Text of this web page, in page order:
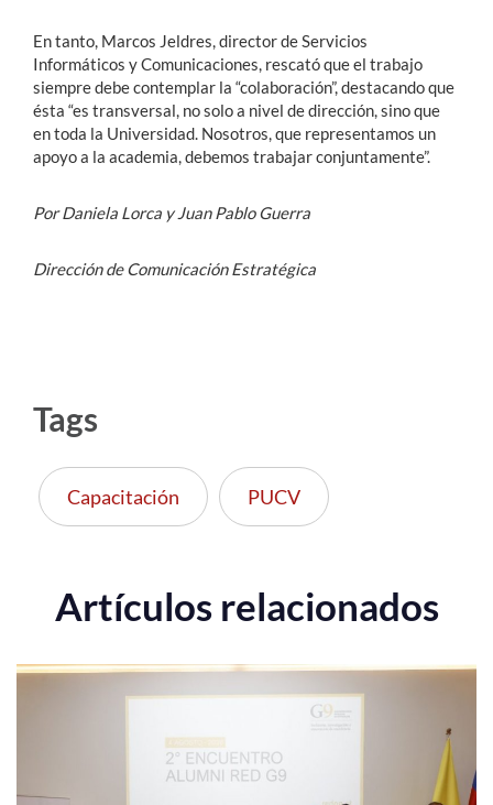
En tanto, Marcos Jeldres, director de Servicios
Informáticos y Comunicaciones, rescató que el trabajo
siempre debe contemplar la “colaboración”, destacando que
ésta “es transversal, no solo a nivel de dirección, sino que
en toda la Universidad. Nosotros, que representamos un
apoyo a la academia, debemos trabajar conjuntamente”.
Por Daniela Lorca y Juan Pablo Guerra
Dirección de Comunicación Estratégica
Tags
Capacitación PUCV
Artículos relacionados